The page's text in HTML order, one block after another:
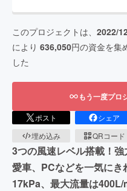
このプロジェクトは、 2022/
により 636,050円の資金を集
した
もう一度プロ
ポスト シェア
埋め込み
QRコード
3つの風速レベル搭載！
愛車、PCなどを一気に
17kPa、最大流量は